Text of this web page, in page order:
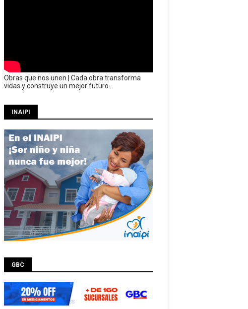
Obras que nos unen | Cada obra transforma
vidas y construye un mejor futuro.
INAIPI
GBC